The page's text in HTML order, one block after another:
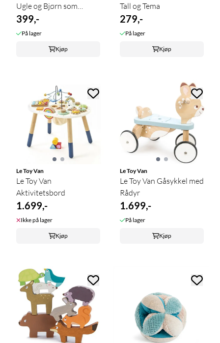
Ugle og Bjørn som
Snurrer
399,-
På lager
Kjøp
Tall og Tema
279,-
På lager
Kjøp
Le Toy Van
Le Toy Van
Aktivitetsbord
1.699,-
Ikke på lager
Kjøp
Le Toy Van
Le Toy Van Gåsykkel med
Rådyr
1.699,-
På lager
Kjøp